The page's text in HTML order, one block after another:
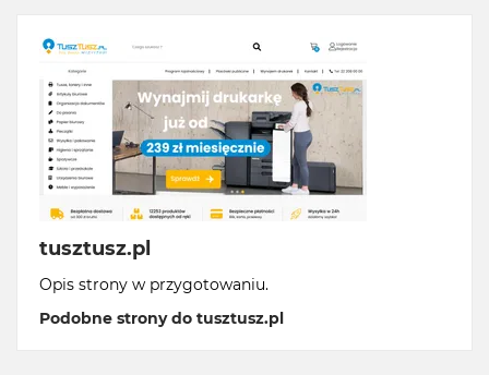
tusztusz.pl
Opis strony w przygotowaniu.
Podobne strony do tusztusz.pl